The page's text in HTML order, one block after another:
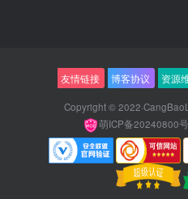
友情链接 博客协议 资源
Copyright © 2022·
萌ICP备20240800号